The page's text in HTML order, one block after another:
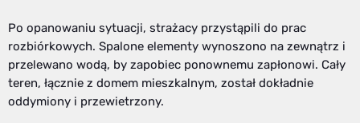
Po opanowaniu sytuacji, strażacy przystąpili do prac
rozbiórkowych. Spalone elementy wynoszono na zewnątrz i
przelewano wodą, by zapobiec ponownemu zapłonowi. Cały
teren, łącznie z domem mieszkalnym, został dokładnie
oddymiony i przewietrzony.